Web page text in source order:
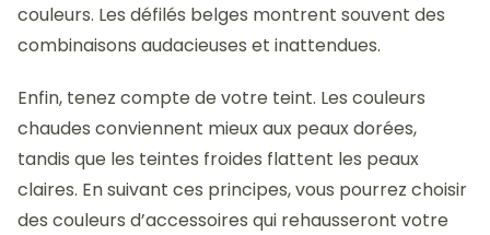
couleurs. Les défilés belges montrent souvent des
combinaisons audacieuses et inattendues.
Enfin, tenez compte de votre teint. Les couleurs
chaudes conviennent mieux aux peaux dorées,
tandis que les teintes froides flattent les peaux
claires. En suivant ces principes, vous pourrez choisir
des couleurs d’accessoires qui rehausseront votre